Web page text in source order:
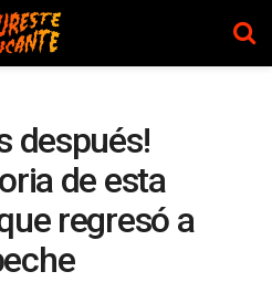
después!
de esta
regresó a